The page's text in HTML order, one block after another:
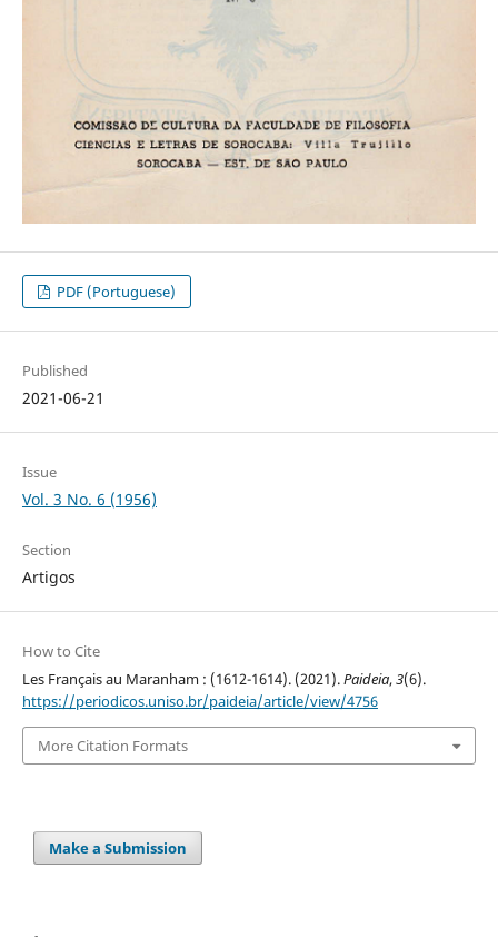
PDF (Portuguese)
Published
2021-06-21
Issue
Vol. 3 No. 6 (1956)
Section
Artigos
How to Cite
Les Français au Maranham : (1612-1614). (2021).Paideia,3(6).
https://periodicos.uniso.br/paideia/article/view/4756
More Citation Formats
Make a Submission